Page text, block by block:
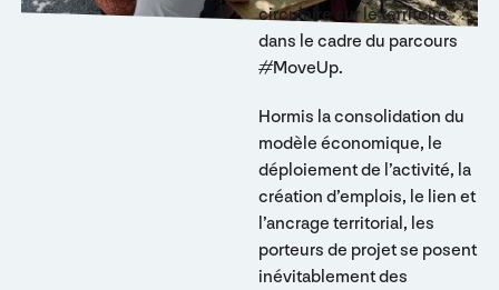
circulaire sur le territoire
dans le cadre du parcours
#MoveUp.
Hormis la consolidation du
modèle économique, le
déploiement de l’activité, la
création d’emplois, le lien et
l’ancrage territorial, les
porteurs de projet se posent
inévitablement des